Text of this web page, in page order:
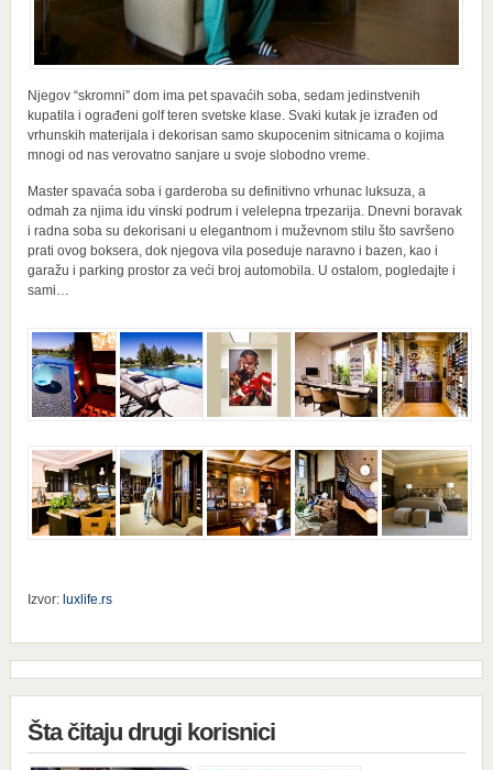
Njegov “skromni” dom ima pet spavaćih soba, sedam jedinstvenih
kupatila i ograđeni golf teren svetske klase. Svaki kutak je izrađen od
vrhunskih materijala i dekorisan samo skupocenim sitnicama o kojima
mnogi od nas verovatno sanjare u svoje slobodno vreme.
Master spavaća soba i garderoba su definitivno vrhunac luksuza, a
odmah za njima idu vinski podrum i velelepna trpezarija. Dnevni boravak
i radna soba su dekorisani u elegantnom i muževnom stilu što savršeno
prati ovog boksera, dok njegova vila poseduje naravno i bazen, kao i
garažu i parking prostor za veći broj automobila. U ostalom, pogledajte i
sami…
Izvor: luxlife.rs
Šta čitaju drugi korisnici